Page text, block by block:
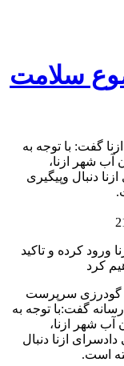
سلامت
گفت: با توجه به
آب شهر ازنا،
دنبال وپیگیری
کرد
گودرزی سرپرست
گفت:با توجه به
آب شهر ازنا،
ازنا دنبال
است.